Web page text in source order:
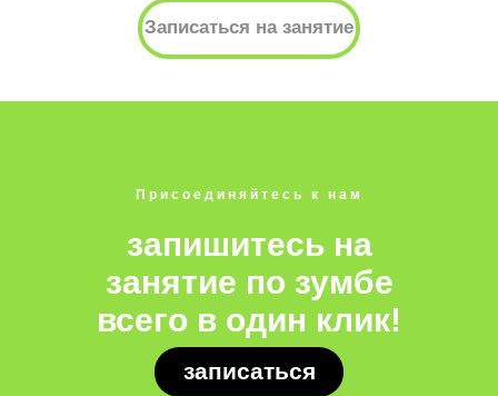
Записаться на занятие
запишитесь на
занятие по зумбе
всего в один клик!
Присоединяйтесь к нам
записаться